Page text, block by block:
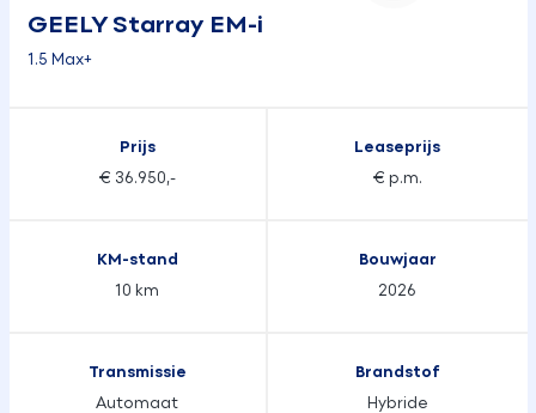
GEELY Starray EM-i
1.5 Max+
Prijs
€ 36.950,-
Leaseprijs
€ p.m.
KM-stand
10 km
Bouwjaar
2026
Transmissie
Automaat
Brandstof
Hybride